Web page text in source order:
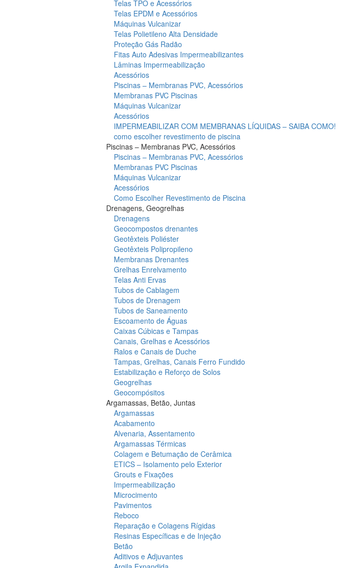
Telas TPO e Acessórios
Telas EPDM e Acessórios
Máquinas Vulcanizar
Telas Polietileno Alta Densidade
Proteção Gás Radão
Fitas Auto Adesivas Impermeabilizantes
Lâminas Impermeabilização
Acessórios
Piscinas – Membranas PVC, Acessórios
Membranas PVC Piscinas
Máquinas Vulcanizar
Acessórios
IMPERMEABILIZAR COM MEMBRANAS LÍQUIDAS – SAIBA COMO!
como escolher revestimento de piscina
Piscinas – Membranas PVC, Acessórios
Piscinas – Membranas PVC, Acessórios
Membranas PVC Piscinas
Máquinas Vulcanizar
Acessórios
Como Escolher Revestimento de Piscina
Drenagens, Geogrelhas
Drenagens
Geocompostos drenantes
Geotêxteis Poliéster
Geotêxteis Polipropileno
Membranas Drenantes
Grelhas Enrelvamento
Telas Anti Ervas
Tubos de Cablagem
Tubos de Drenagem
Tubos de Saneamento
Escoamento de Águas
Caixas Cúbicas e Tampas
Canais, Grelhas e Acessórios
Ralos e Canais de Duche
Tampas, Grelhas, Canais Ferro Fundido
Estabilização e Reforço de Solos
Geogrelhas
Geocompósitos
Argamassas, Betão, Juntas
Argamassas
Acabamento
Alvenaria, Assentamento
Argamassas Térmicas
Colagem e Betumação de Cerâmica
ETICS – Isolamento pelo Exterior
Grouts e Fixações
Impermeabilização
Microcimento
Pavimentos
Reboco
Reparação e Colagens Rígidas
Resinas Específicas e de Injeção
Betão
Aditivos e Adjuvantes